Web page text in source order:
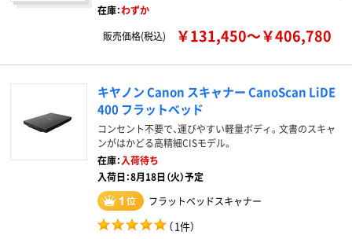
在庫：わずか
販売価格(税込)
￥131,450～￥406,780
キヤノン Canon スキャナー CanoScan LiDE
400 フラットベッド
コンセント不要で、運びやすい軽量ボディ。文書のスキャ
ンがはかどる高精細CISモデル。
在庫：入荷待ち
入荷日：8月18日（火）予定
フラットベッドスキャナー
（1件）